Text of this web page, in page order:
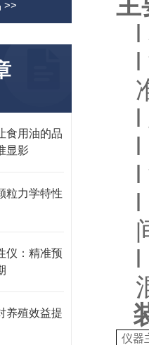
>>
食用油的品
显影
粒力学特性
仪：精准预
养殖效益提
l
l
l
l
l
l
l
仪器